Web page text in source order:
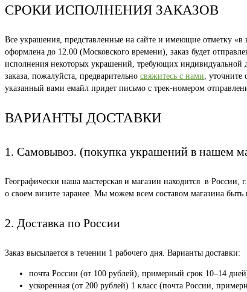
СРОКИ ИСПОЛНЕНИЯ ЗАКАЗОВ
Все украшения, представленные на сайте и имеющие отметку «в
оформлена до 12.00 (Московского времени), заказ будет
исполнения некоторых украшений, требующих индивидуальной
заказа, пожалуйста, предварительно свяжитесь с нами, уточните
указанный вами емайл придет письмо с трек-номером
ВАРИАНТЫ ДОСТАВКИ
1. Самовывоз. (покупка украшений в нашем
Географически наша мастерская и магазин находится в
о своем визите заранее. Мы можем всем составом магазина
2. Доставка по России
Заказ высылается в течении 1 рабочего дня. Варианты доставки:
почта России (от 100 рублей), примерный срок 10–14
ускоренная (от 200 рублей) 1 класс (почта России,